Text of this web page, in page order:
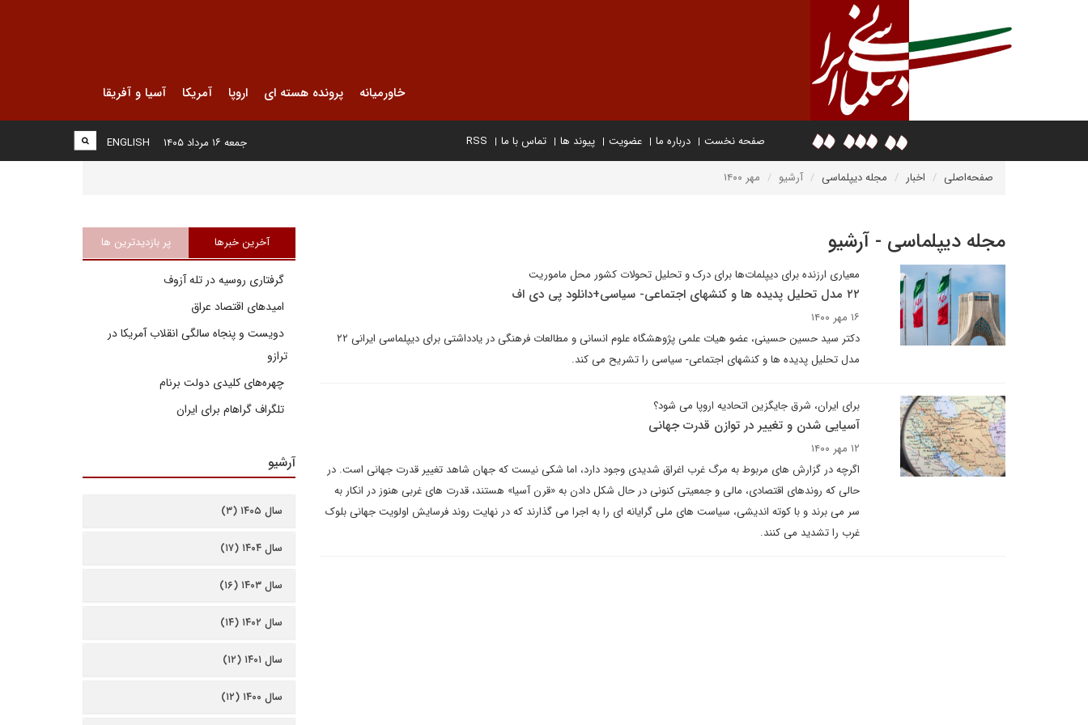
خاورمیانه پرونده هسته ای اروپا آمریکا آسیا و آفریقا
صفحه نخست درباره ما عضویت پیوند ها تماس با ما RSS
ENGLISH جمعه ۱۶ مرداد ۱۴۰۵
صفحه‌اصلی اخبار مجله دیپلماسی آرشیو مهر ۱۴۰۰
مجله دیپلماسی - آرشیو
معیاری ارزنده برای دیپلمات‌ها برای درک و تحلیل تحولات کشور محل ماموریت
۲۲ مدل تحلیل پدیده ها و کنشهای اجتماعی- سیاسی+دانلود پی دی اف
۱۶ مهر ۱۴۰۰
دکتر سید حسین حسینی، عضو هیات علمی پژوهشگاه علوم انسانی و مطالعات فرهنگی در یادداشتی برای دیپلماسی ایرانی ۲۲
مدل تحلیل پدیده ها و کنشهای اجتماعی- سیاسی را تشریح می کند.
برای ایران، شرق جایگزین اتحادیه اروپا می شود؟
آسیایی شدن و تغییر در توازن قدرت جهانی
۱۲ مهر ۱۴۰۰
اگرچه در گزارش های مربوط به مرگ غرب اغراق شدیدی وجود دارد، اما شکی نیست که جهان شاهد تغییر قدرت جهانی است. در
حالی که روندهای اقتصادی، مالی و جمعیتی کنونی در حال شکل دادن به «قرن آسیا» هستند، قدرت های غربی هنوز در انکار به
سر می برند و با کوته اندیشی، سیاست های ملی گرایانه ای را به اجرا می گذارند که در نهایت روند فرسایش اولویت جهانی بلوک
غرب را تشدید می کنند.
آخرین خبرها پر بازدیدترین ها
گرفتاری روسیه در تله آزوف
امیدهای اقتصاد عراق
دویست و پنجاه سالگی انقلاب آمریکا در
ترازو
چهره‌های کلیدی دولت برنام
تلگراف گراهام برای ایران
آرشیو
سال ۱۴۰۵ (۳)
سال ۱۴۰۴ (۱۷)
سال ۱۴۰۳ (۱۶)
سال ۱۴۰۲ (۱۴)
سال ۱۴۰۱ (۱۲)
سال ۱۴۰۰ (۱۲)